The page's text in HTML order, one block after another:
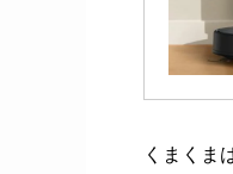
くまくま